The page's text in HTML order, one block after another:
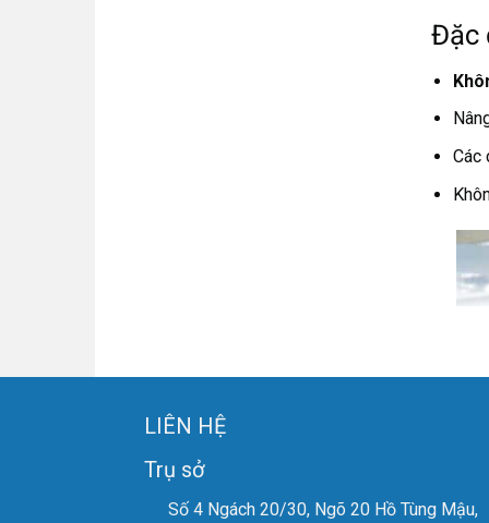
Đặc
Các
LIÊN HỆ
Trụ sở
Số 4 Ngách 20/30, Ngõ 20 Hồ Tùng Mậu,